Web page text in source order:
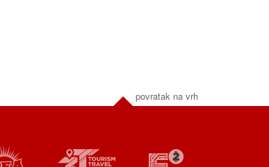
povratak na vrh